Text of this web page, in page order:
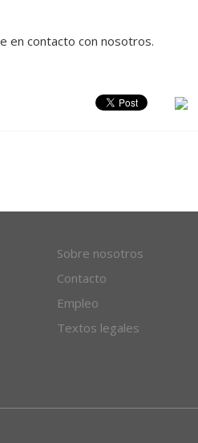
en contacto con nosotros.
Sobre nosotros
Contacto
Empleo
Textos legales